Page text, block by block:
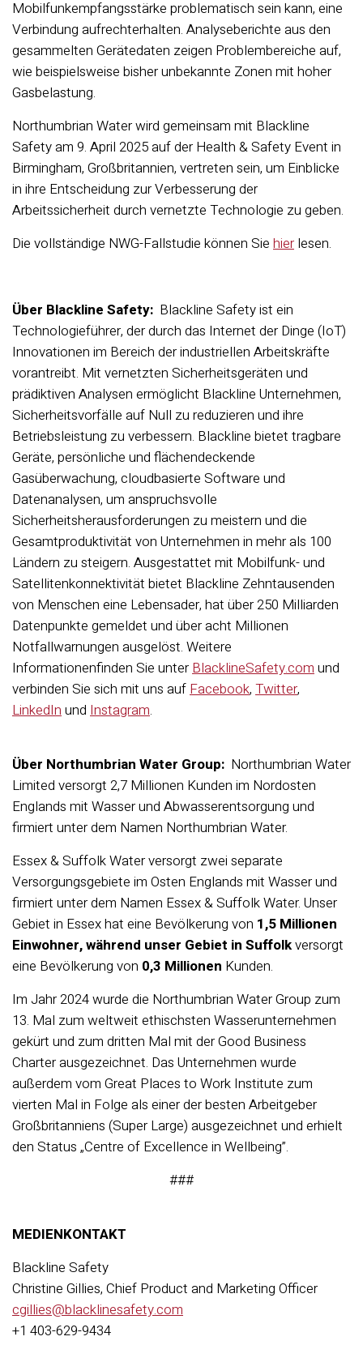
Mobilfunkempfangsstärke problematisch sein kann, eine
Verbindung aufrechterhalten. Analyseberichte aus den
gesammelten Gerätedaten zeigen Problembereiche auf,
wie beispielsweise bisher unbekannte Zonen mit hoher
Gasbelastung.
Northumbrian Water wird gemeinsam mit Blackline
Safety am 9. April 2025 auf der Health & Safety Event in
Birmingham, Großbritannien, vertreten sein, um Einblicke
in ihre Entscheidung zur Verbesserung der
Arbeitssicherheit durch vernetzte Technologie zu geben.
Die vollständige NWG-Fallstudie können Sie hier lesen.
Über Blackline Safety: Blackline Safety ist ein
Technologieführer, der durch das Internet der Dinge (IoT)
Innovationen im Bereich der industriellen Arbeitskräfte
vorantreibt. Mit vernetzten Sicherheitsgeräten und
prädiktiven Analysen ermöglicht Blackline Unternehmen,
Sicherheitsvorfälle auf Null zu reduzieren und ihre
Betriebsleistung zu verbessern. Blackline bietet tragbare
Geräte, persönliche und flächendeckende
Gasüberwachung, cloudbasierte Software und
Datenanalysen, um anspruchsvolle
Sicherheitsherausforderungen zu meistern und die
Gesamtproduktivität von Unternehmen in mehr als 100
Ländern zu steigern. Ausgestattet mit Mobilfunk- und
Satellitenkonnektivität bietet Blackline Zehntausenden
von Menschen eine Lebensader, hat über 250 Milliarden
Datenpunkte gemeldet und über acht Millionen
Notfallwarnungen ausgelöst. Weitere
Informationenfinden Sie unterBlacklineSafety.comund
verbinden Sie sich mit uns aufFacebook, Twitter,
LinkedInund Instagram.
Über Northumbrian Water Group: Northumbrian Water
Limited versorgt 2,7 Millionen Kunden im Nordosten
Englands mit Wasser und Abwasserentsorgung und
firmiert unter dem Namen Northumbrian Water.
Essex & Suffolk Water versorgt zwei separate
Versorgungsgebiete im Osten Englands mit Wasser und
firmiert unter dem Namen Essex & Suffolk Water. Unser
Gebiet in Essex hat eine Bevölkerung von 1,5 Millionen
Einwohner, während unser Gebiet in Suffolkversorgt
eine Bevölkerung von 0,3 Millionen Kunden.
Im Jahr 2024 wurde die Northumbrian Water Group zum
13. Mal zum weltweit ethischsten Wasserunternehmen
gekürt und zum dritten Mal mit der Good Business
Charter ausgezeichnet. Das Unternehmen wurde
außerdem vom Great Places to Work Institute zum
vierten Mal in Folge als einer der besten Arbeitgeber
Großbritanniens (Super Large) ausgezeichnet und erhielt
den Status „Centre of Excellence in Wellbeing”.
###
MEDIENKONTAKT
Blackline Safety
Christine Gillies, Chief Product and Marketing Officer
cgillies@blacklinesafety.com
+1 403-629-9434